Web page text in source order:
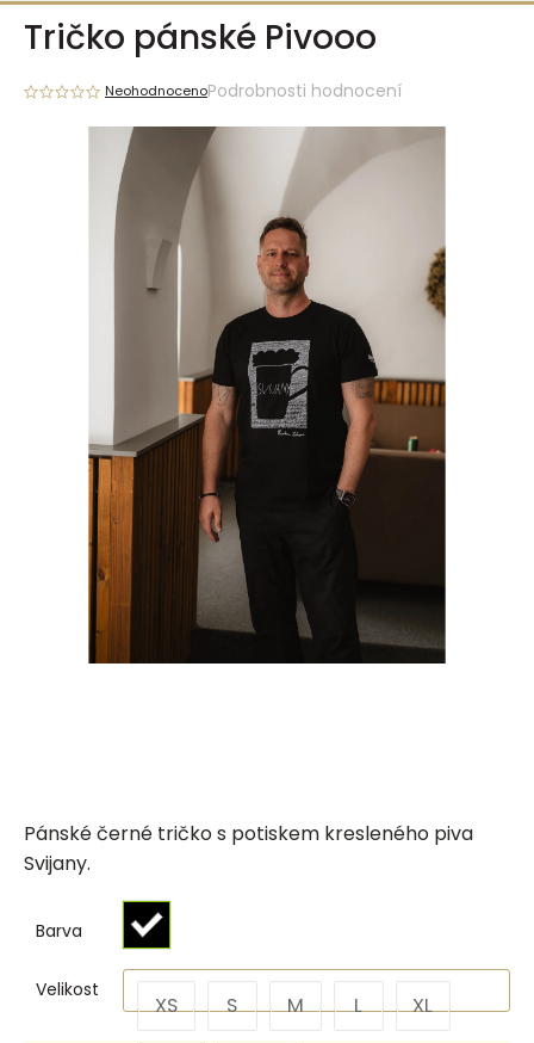
Přejít
obsahTričko pánské Pivooo
NeohodnocenoPodrobnosti hodnocení
Pánské černé tričko s potiskem kresleného piva
Svijany.
Barva
Velikost
XS S M L XL